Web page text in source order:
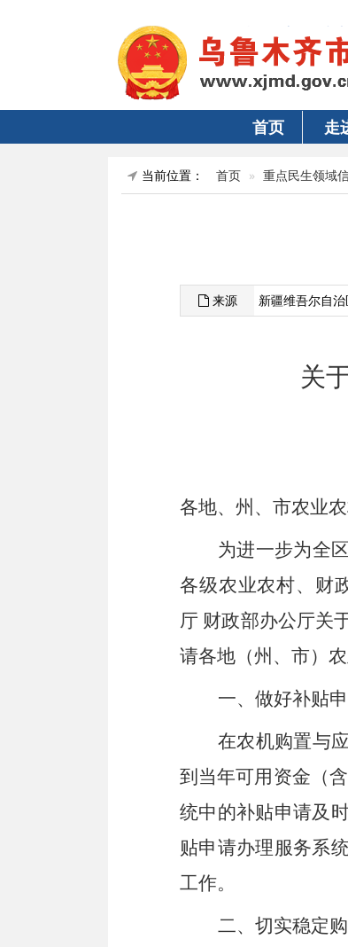
首页 走
当前位置： 首页 重点民生领域
来源 新疆维吾尔自
关
各地、 州、市农业
为进一步为全
各级农业农村、财
厅 财政部办公厅关
请各地 （州、市）
一、做好补贴
在农机购置与
到当年可用资金 （
统中的补贴申请及
贴申请办理服务系
工作。
二、 切实稳定